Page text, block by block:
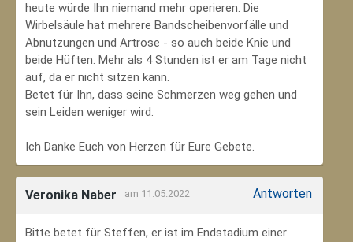
heute würde Ihn niemand mehr operieren. Die
Wirbelsäule hat mehrere Bandscheibenvorfälle und
Abnutzungen und Artrose - so auch beide Knie und
beide Hüften. Mehr als 4 Stunden ist er am Tage nicht
auf, da er nicht sitzen kann.
Betet für Ihn, dass seine Schmerzen weg gehen und
sein Leiden weniger wird.
Ich Danke Euch von Herzen für Eure Gebete.
Veronika Naber am 11.05.2022 Antworten
Bitte betet für Steffen, er ist im Endstadium einer